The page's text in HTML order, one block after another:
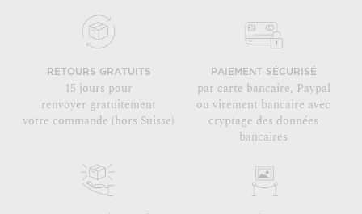
RETOURS GRATUITS
15 jours pour
renvoyer gratuitement
votre commande (hors Suisse)
PAIEMENT SÉCURISÉ
par carte bancaire, Paypal
ou virement bancaire avec
cryptage des données
bancaires